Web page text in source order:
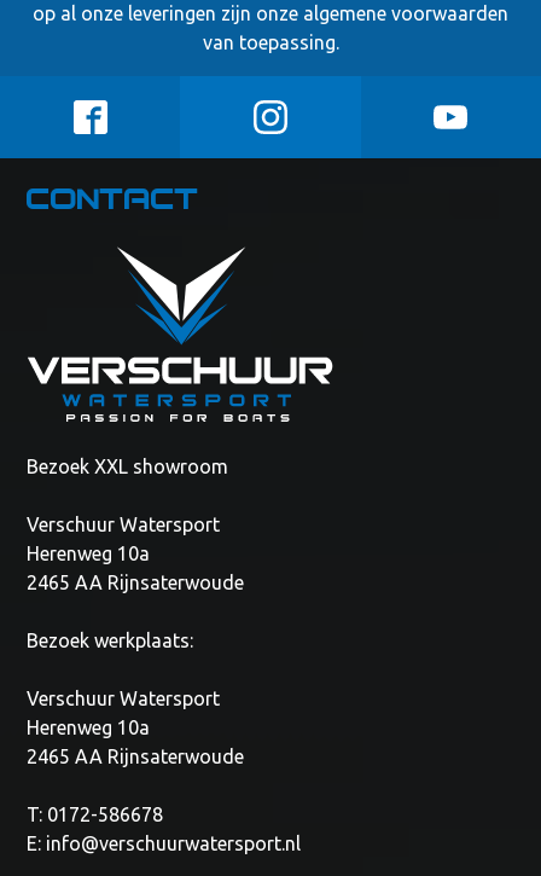
op al onze leveringen zijn onze algemene voorwaarden
van toepassing.
Contact
Bezoek XXL showroom
Verschuur Watersport
Herenweg 10a
2465 AA Rijnsaterwoude
Bezoek werkplaats:
Verschuur Watersport
Herenweg 10a
2465 AA Rijnsaterwoude
T: 0172-586678
E: info@verschuurwatersport.nl